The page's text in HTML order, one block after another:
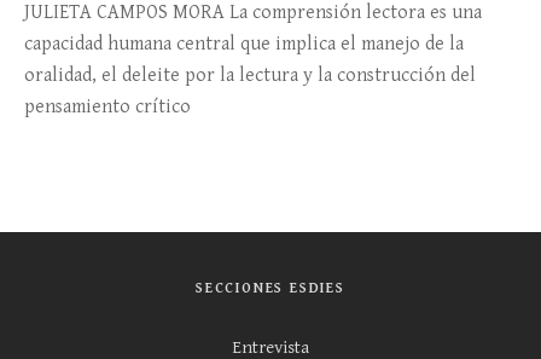
JULIETA CAMPOS MORA La comprensión lectora es una
capacidad humana central que implica el manejo de la
oralidad, el deleite por la lectura y la construcción del
pensamiento crítico
SECCIONES ESDIES
Entrevista